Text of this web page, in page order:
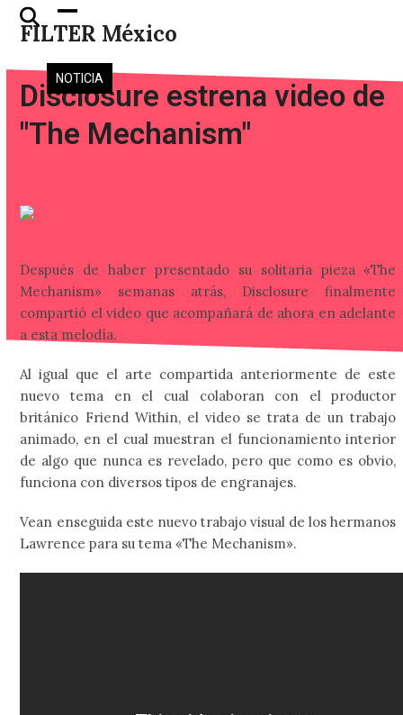
Skip
FILTER México
Open
mobile
menu
Close
mobile
menu
NOTICIA
Disclosure estrena video de
"The Mechanism"
Después de haber presentado su solitaria pieza «The
Mechanism» semanas atrás, Disclosure finalmente
compartió el video que acompañará de ahora en adelante
a esta melodía.
Al igual que el arte compartida anteriormente de este
nuevo tema en el cual colaboran con el productor
británico Friend Within, el video se trata de un trabajo
animado, en el cual muestran el funcionamiento interior
de algo que nunca es revelado, pero que como es obvio,
funciona con diversos tipos de engranajes.
Vean enseguida este nuevo trabajo visual de los hermanos
Lawrence para su tema «The Mechanism».